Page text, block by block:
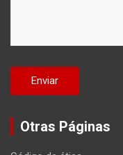
Otras Páginas